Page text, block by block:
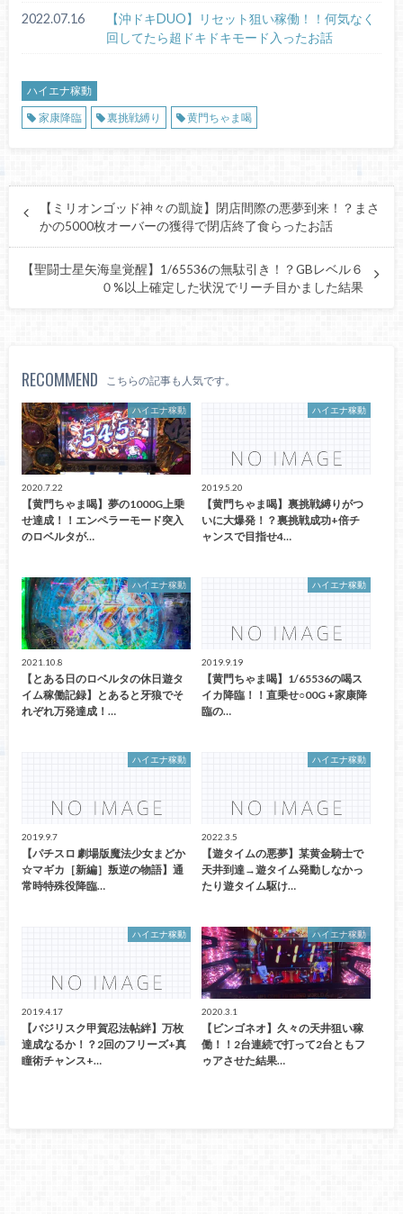
2022.07.16
【沖ドキDUO】リセット狙い稼働！！何気なく
回してたら超ドキドキモード入ったお話
ハイエナ稼動
家康降臨
裏挑戦縛り 黄門ちゃま喝
【ミリオンゴッド神々の凱旋】閉店間際の悪夢到来！？まさ
かの5000枚オーバーの獲得で閉店終了食らったお話
【聖闘士星矢海皇覚醒】1/65536の無駄引き！？GBレベル６
０%以上確定した状況でリーチ目かました結果
RECOMMEND こちらの記事も人気です。
ハイエナ稼動
2020.7.22
【黄門ちゃま喝】夢の1000G上乗
せ達成！！エンペラーモード突入
のロベルタが…
ハイエナ稼動
2019.5.20
【黄門ちゃま喝】裏挑戦縛りがつ
いに大爆発！？裏挑戦成功+倍チ
ャンスで目指せ4…
ハイエナ稼動
2021.10.8
【とある日のロベルタの休日遊タ
イム稼働記録】とあると牙狼でそ
れぞれ万発達成！…
ハイエナ稼動
2019.9.19
【黄門ちゃま喝】1/65536の喝ス
イカ降臨！！直乗せ○00G +家康降
臨の…
ハイエナ稼動
2019.9.7
【パチスロ 劇場版魔法少女まどか
☆マギカ［新編］叛逆の物語】通
常時特殊役降臨…
ハイエナ稼動
2022.3.5
【遊タイムの悪夢】某黄金騎士で
天井到達→遊タイム発動しなかっ
たり遊タイム駆け…
ハイエナ稼動
2019.4.17
【バジリスク甲賀忍法帖絆】万枚
達成なるか！？2回のフリーズ+真
瞳術チャンス+…
ハイエナ稼動
2020.3.1
【ビンゴネオ】久々の天井狙い稼
働！！2台連続で打って2台ともフ
ゥアさせた結果…